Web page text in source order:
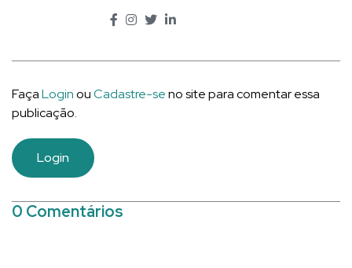
FaçaLoginouCadastre-seno site para comentar essa
publicação.
Login
0 Comentários